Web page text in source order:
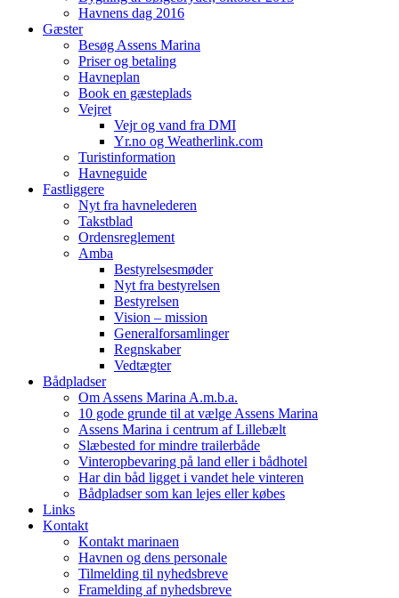
Havnens dag 2016
Gæster
Besøg Assens Marina
Priser og betaling
Havneplan
Book en gæsteplads
Vejret
Vejr og vand fra DMI
Yr.no og Weatherlink.com
Turistinformation
Havneguide
Fastliggere
Nyt fra havnelederen
Takstblad
Ordensreglement
Amba
Bestyrelsesmøder
Nyt fra bestyrelsen
Bestyrelsen
Vision – mission
Generalforsamlinger
Regnskaber
Vedtægter
Bådpladser
Om Assens Marina A.m.b.a.
10 gode grunde til at vælge Assens Marina
Assens Marina i centrum af Lillebælt
Slæbested for mindre trailerbåde
Vinteropbevaring på land eller i bådhotel
Har din båd ligget i vandet hele vinteren
Bådpladser som kan lejes eller købes
Links
Kontakt
Kontakt marinaen
Havnen og dens personale
Tilmelding til nyhedsbreve
Framelding af nyhedsbreve